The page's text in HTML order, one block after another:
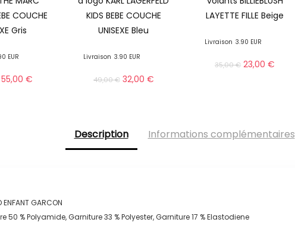
COUCHE
Gris
EUR
55,00 €
KIDS BEBE COUCHE
UNISEXE Bleu
Livraison 3.90 EUR
49,00€ 32,00 €
LAYETTE FILLE Beige
Livraison 3.90 EUR
35,00€ 23,00€
Description Informations complémentaires
GARCON
50 % Polyamide, Garniture 33 % Polyester, Garniture 17 % Elastodiene